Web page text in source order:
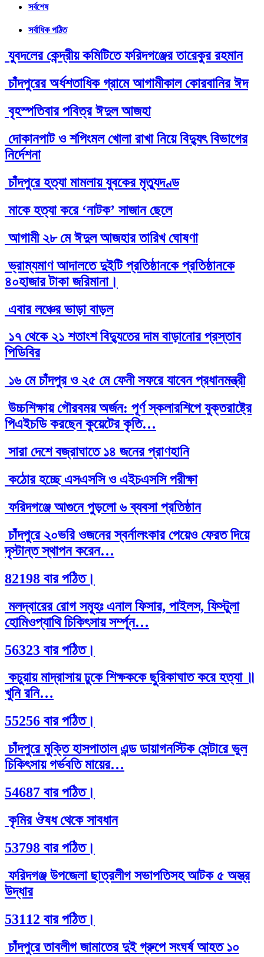
সর্বশেষ
সর্বাধিক পঠিত
যুবদলের কেন্দ্রীয় কমিটিতে ফরিদগঞ্জের তারেকুর রহমান
চাঁদপুরের অর্ধশতাধিক গ্রামে আগামীকাল কোরবানির ঈদ
বৃহস্পতিবার পবিত্র ঈদুল আজহা
দোকানপাট ও শপিংমল খোলা রাখা নিয়ে বিদ্যুৎ বিভাগের
নির্দেশনা
চাঁদপুরে হত্যা মামলায় যুবকের মৃত্যুদণ্ড
মাকে হত্যা করে ‘নাটক’ সাজান ছেলে
আগামী ২৮ মে ঈদুল আজহার তারিখ ঘোষণা
ভ্রাম্যমাণ আদালতে দুইটি প্রতিষ্ঠানকে প্রতিষ্ঠানকে
৪০হাজার টাকা জরিমানা।
এবার লঞ্চের ভাড়া বাড়ল
১৭ থেকে ২১ শতাংশ বিদ্যুতের দাম বাড়ানোর প্রস্তাব
পিডিবির
১৬ মে চাঁদপুর ও ২৫ মে ফেনী সফরে যাবেন প্রধানমন্ত্রী
উচ্চশিক্ষায় গৌরবময় অর্জন: পূর্ণ স্কলারশিপে যুক্তরাষ্ট্রে
পিএইচডি করছেন কুয়েটের কৃতি…
সারা দেশে বজ্রাঘাতে ১৪ জনের প্রাণহানি
কঠোর হচ্ছে এসএসসি ও এইচএসসি পরীক্ষা
ফরিদগঞ্জে আগুনে পুড়লো ৬ ব্যবসা প্রতিষ্ঠান
চাঁদপুরে ২০ভরি ওজনের স্বর্নালংকার পেয়েও ফেরত দিয়ে
দৃস্টান্ত স্থাপন করেন…
82198 বার পঠিত।
মলদ্বারের রোগ সমূহঃ এনাল ফিসার, পাইলস, ফিস্টুলা
হোমিওপ্যাথি চিকিৎসায় সর্ম্পূন…
56323 বার পঠিত।
কচুয়ায় মাদ্রাসায় ঢুকে শিক্ষককে ছুরিকাঘাত করে হত্যা ॥
খুনি রনি…
55256 বার পঠিত।
চাঁদপুরে মুক্তি হাসপাতাল এন্ড ডায়াগনস্টিক সেন্টারে ভুল
চিকিৎসায় গর্ভবতি মায়ের…
54687 বার পঠিত।
কৃমির ঔষধ থেকে সাবধান
53798 বার পঠিত।
ফরিদগঞ্জ উপজেলা ছাত্রলীগ সভাপতিসহ আটক ৫ অস্ত্র
উদ্ধার
53112 বার পঠিত।
চাঁদপুরে তাবলীগ জামাতের দুই গ্রুপে সংঘর্ষ আহত ১০